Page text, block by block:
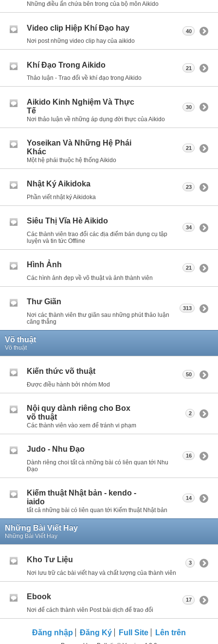
Những điều ẩn chứa bên trong của bộ môn Aikido
Video clip Hiệp Khí Đạo hay
Nơi post những video clip hay của aikido
40
Khí Đạo Trong Aikido
Thảo luận - Trao đổi về khí đạo trong Aikido
21
Aikido Kinh Nghiệm Và Thực
Tế
Nơi thảo luận về những áp dụng đời thực của Aikido
30
Yoseikan Và Những Hệ Phái
Khác
Một hệ phái thuộc hệ thống Aikido
21
Nhật Ký Aikidoka
Phần viết nhật ký Aikidoka
23
Siêu Thị Vĩa Hè Aikido
Các thành viên trao đổi các địa điểm bán dụng cụ tập
luyện và tin tức Offline
34
Hình Ảnh
Các hình ảnh đẹp về võ thuật và ảnh thành viên
21
Thư Giãn
Nơi các thành viên thư giãn sau những phút thảo luận
căng thẳng
313
Võ thuật
Võ thuật
Kiến thức võ thuật
Được điều hành bởi nhóm Mod
50
Nội quy dành riêng cho Box
võ thuật
Các thành viên vào xem để tránh vi phạm
2
Judo - Nhu Đạo
Dành riêng choi tất cà những bài có liên quan tới Nhu
Đạo
16
Kiếm thuật Nhật bản - kendo -
iaido
tất cả những bài có liên quan tới Kiếm thuật Nhật bản
14
Những Bài Viết Hay
Những Bài Viết Hay
Kho Tư Liệu
Nơi lưu trữ các bài viết hay và chất lượng của thành viên
3
Ebook
Nơi để cách thành viên Post bài dịch để trao đổi
17
Đăng nhập Đăng Ký Full Site Lên trên